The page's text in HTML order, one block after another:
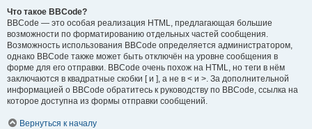
Что такое BBCode?
BBCode — это особая реализация HTML, предлагающая большие
возможности по форматированию отдельных частей сообщения.
Возможность использования BBCode определяется администратором,
однако BBCode также может быть отключён на уровне сообщения в
форме для его отправки. BBCode очень похож на HTML, но теги в нём
заключаются в квадратные скобки [ и ], а не в < и >. За дополнительной
информацией о BBCode обратитесь к руководству по BBCode, ссылка на
которое доступна из формы отправки сообщений.
Вернуться к началу